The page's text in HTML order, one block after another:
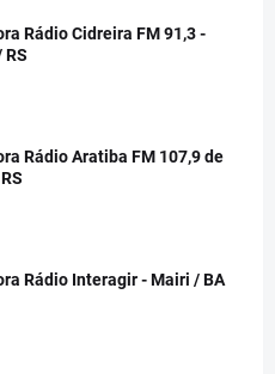
Rádio Cidreira FM 91,3 -
RS
Rádio Aratiba FM 107,9 de
Rádio Interagir - Mairi / BA